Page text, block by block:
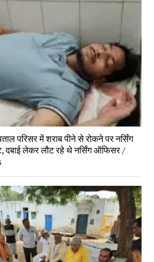
परिसर में शराब पीने से रोकने पर नर्सिंग
दबाई लेकर लौट रहे थे नर्सिंग ऑफिसर /